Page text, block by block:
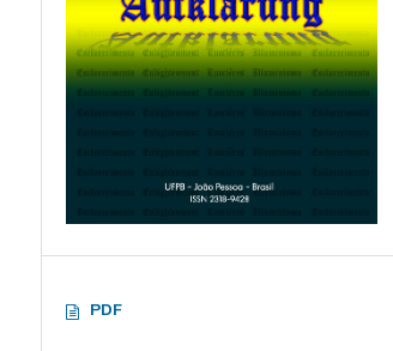
PDF